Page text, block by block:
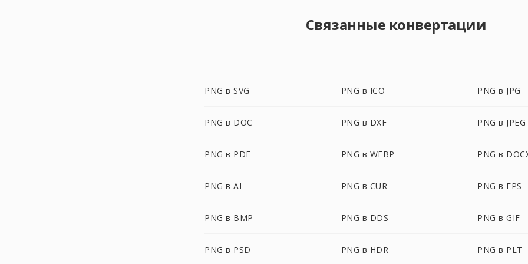
Связанные конвертации
PNG в SVG PNG в ICO PNG в JPG
PNG в DOC PNG в DXF PNG в JPEG
PNG в PDF PNG в WEBP PNG в
PNG в AI PNG в CUR PNG в EPS
PNG в BMP PNG в DDS PNG в GIF
PNG в PSD PNG в HDR PNG в PLT